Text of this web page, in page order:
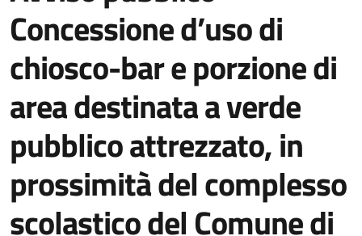
Concessione d’uso di
chiosco-bar e porzione di
area destinata a verde
pubblico attrezzato, in
prossimità del complesso
scolastico del Comune di